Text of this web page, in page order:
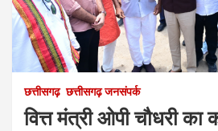
छत्तीसगढ़ छत्तीसगढ़ जनसंपर्क
वित्त मंत्री ओपी चौधरी